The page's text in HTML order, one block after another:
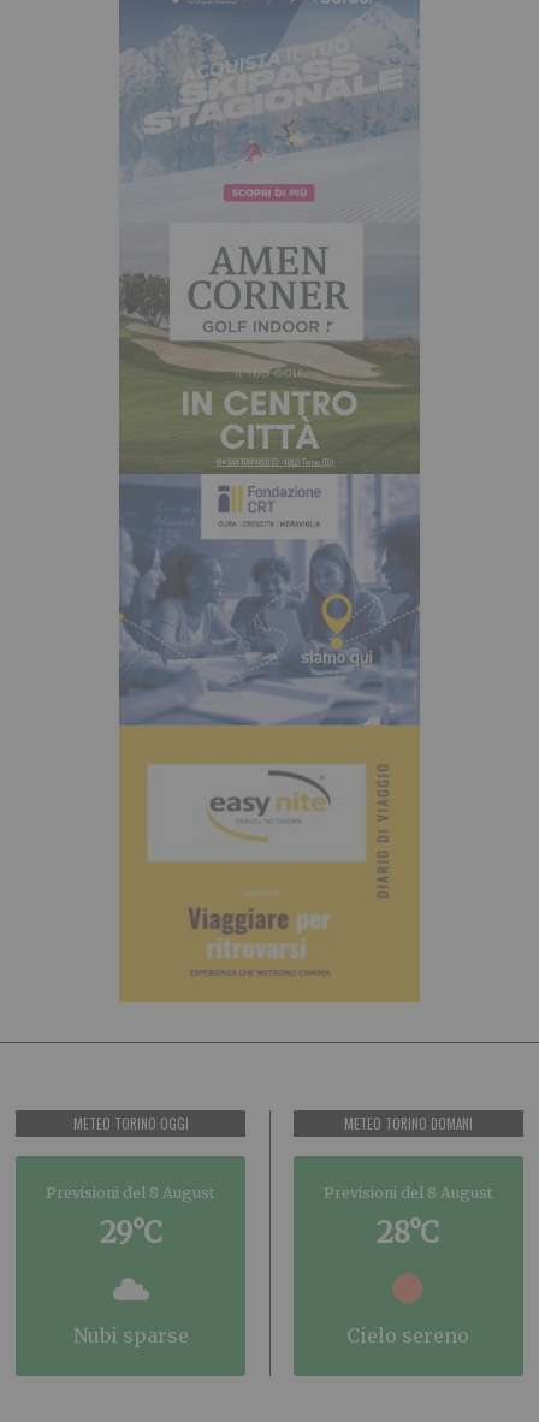
METEO TORINO OGGI
Previsioni del 8 August
29°C
nubi sparse
METEO TORINO DOMANI
Previsioni del 8 August
28°C
cielo sereno